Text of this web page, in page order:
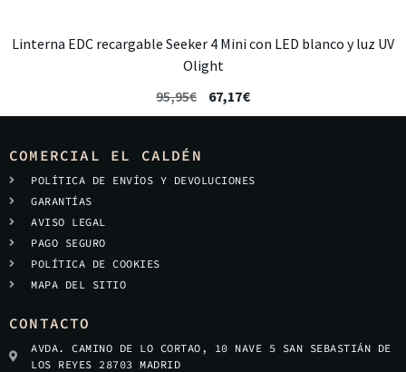
Linterna EDC recargable Seeker 4 Mini con LED blanco y luz UV
Olight
95,95€ 67,17€
COMERCIAL EL CALDÉN
POLÍTICA DE ENVÍOS Y DEVOLUCIONES
GARANTÍAS
AVISO LEGAL
PAGO SEGURO
POLÍTICA DE COOKIES
MAPA DEL SITIO
CONTACTO
AVDA. CAMINO DE LO CORTAO, 10 NAVE 5 SAN SEBASTIÁN DE
LOS REYES 28703 MADRID